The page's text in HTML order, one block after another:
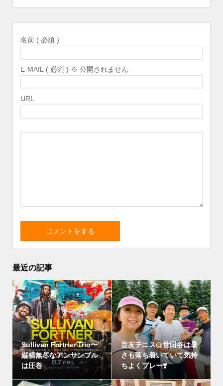
名前 ( 必須 )
E-MAIL ( 必須 ) ※ 公開されません
URL
最近の記事
Sullivan Fortner Trio〜
縦横無尽なアンサンブル
は圧巻
音友テニス@世田谷は暑
さも落ち着いていて気持
ちよくプレー❣️